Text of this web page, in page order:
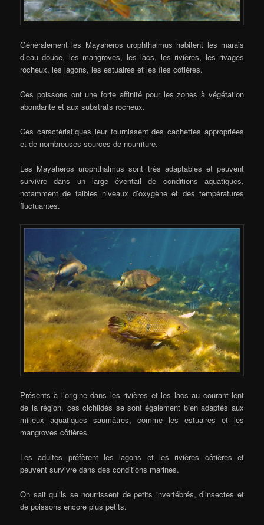
Généralement les Mayaheros urophthalmus habitent les marais
d’eau douce, les mangroves, les lacs, les rivières, les rivages
rocheux, les lagons, les estuaires et les îles côtières.
Ces poissons ont une forte affinité pour les zones à végétation
abondante et aux substrats rocheux.
Ces caractéristiques leur fournissent des cachettes appropriées
et de nombreuses sources de nourriture.
Les Mayaheros urophthalmus sont très adaptables et peuvent
survivre dans un large éventail de conditions aquatiques,
notamment de faibles niveaux d’oxygène et des températures
fluctuantes.
Présents à l’origine dans les rivières et les lacs au courant lent
de la région, ces cichlidés se sont également bien adaptés aux
milieux aquatiques saumâtres, comme les estuaires et les
mangroves côtières.
Les adultes préfèrent les lagons et les rivières côtières et
peuvent survivre dans des conditions marines.
On sait qu’ils se nourrissent de petits invertébrés, d’insectes et
de poissons encore plus petits.